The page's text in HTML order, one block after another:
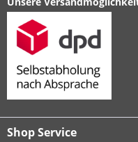
Shop Service